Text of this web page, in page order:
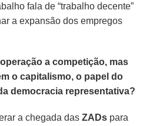
fala de “trabalho decente”
a expansão dos empregos
a competição, mas
o capitalismo, o papel do
democracia representativa?
a chegada dasZADs para